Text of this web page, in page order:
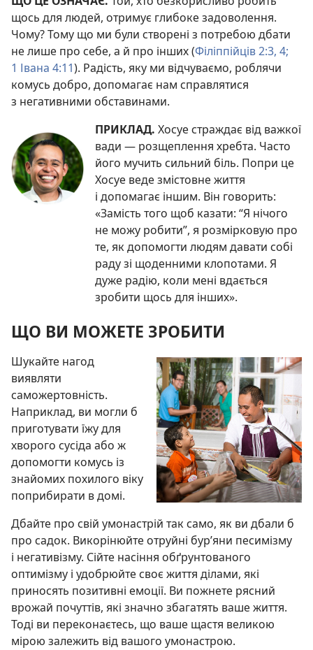
щось для людей, отримує глибоке задоволення.
Чому? Тому що ми були створені з потребою дбати
не лише про себе, а й про інших (Філіппійців 2:3, 4;
1 Івана 4:11). Радість, яку ми відчуваємо, роблячи
комусь добро, допомагає нам справлятися
з негативними обставинами.
ПРИКЛАД. Хосуе страждає від важкої
вади — розщеплення хребта. Часто
його мучить сильний біль. Попри це
Хосуе веде змістовне життя
і допомагає іншим. Він говорить:
«Замість того щоб казати: “Я нічого
не можу робити”, я розмірковую про
те, як допомогти людям давати собі
раду зі щоденними клопотами. Я
дуже радію, коли мені вдається
зробити щось для інших».
ЩО ВИ МОЖЕТЕ ЗРОБИТИ
Шукайте нагод
виявляти
саможертовність.
Наприклад, ви могли б
приготувати їжу для
хворого сусіда або ж
допомогти комусь із
знайомих похилого віку
поприбирати в домі.
Дбайте про свій умонастрій так само, як ви дбали б
про садок. Викорінюйте отруйні бур’яни песимізму
і негативізму. Сійте насіння обґрунтованого
оптимізму і удобрюйте своє життя ділами, які
приносять позитивні емоції. Ви пожнете рясний
врожай почуттів, які значно збагатять ваше життя.
Тоді ви переконаєтесь, що ваше щастя великою
мірою залежить від вашого умонастрою.